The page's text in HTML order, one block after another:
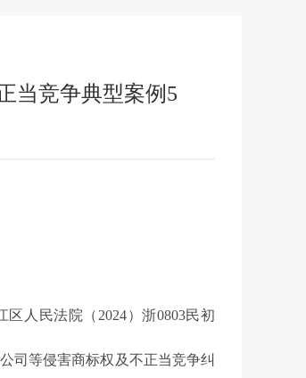
当竞争典型案例5
人民法院（2024）浙0803民初
司等侵害商标权及不正当竞争纠